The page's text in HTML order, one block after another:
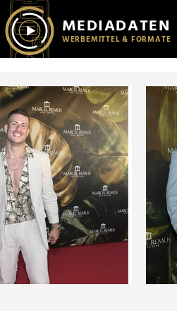
Medien, Werbung und
zusammen, die Sie ihnen